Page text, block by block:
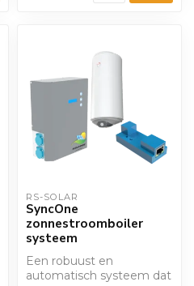
RS-SOLAR
SyncOne
zonnestroomboiler
systeem
Een robuust en
automatisch systeem dat